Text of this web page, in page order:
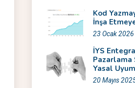
Kod
İnşa
23 Ocak
İYS
Pazarlama
Yasal
20 Mayıs